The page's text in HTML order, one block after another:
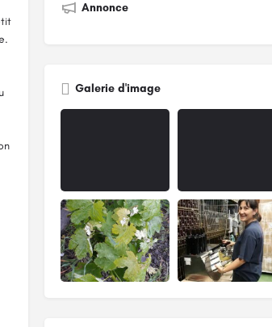
Annonce
Galerie d'image